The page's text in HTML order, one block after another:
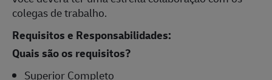
colegas de trabalho.
Requisitos e Responsabilidades:
Quais são os requisitos?
Superior Completo